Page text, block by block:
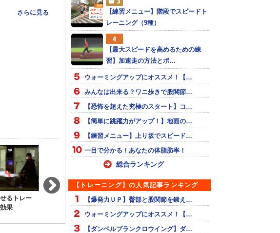
さらに見る
るトレー
果
スノーボード 基本テクニ
外で走るのと何が違う
の？ランニングマシーン
で走ることの利点
【練習メニュー】階段でスピードト
レーニング（9種）
【最大スピードを高めるための練
習】加速走の方法とポ…
ウォーミングアップにオススメ！【…
みんなは出来る？ワニ歩きで股関節…
【恐怖を超えた究極のスタート】コ…
【簡単に跳躍力がアップ！】地面の…
【練習メニュー】上り坂でスピード…
一目で分かる！あなたの体脂肪率！
総合ランキング
【トレーニング】の人気記事ランキング
【爆発力ＵＰ】臀部と股関節を鍛え…
ウォーミングアップにオススメ！【…
【ダンベルプランクロウイング】ダ…